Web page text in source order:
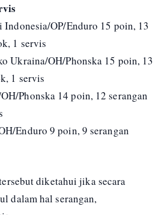
Indonesia/OP/Enduro 15 poin, 13
1 servis
Ukraina/OH/Phonska 15 poin, 13
1 servis
Phonska 14 poin, 12 serangan
Enduro 9 poin, 9 serangan
diketahui jika secara
dalam hal serangan,